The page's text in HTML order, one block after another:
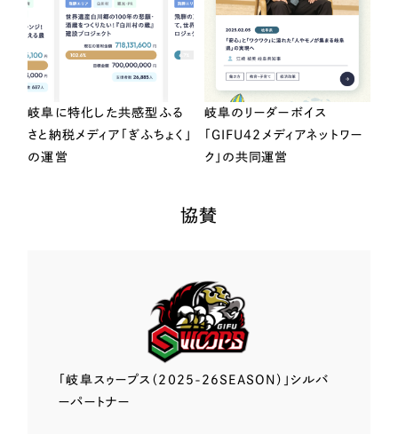
岐阜に特化した共感型ふる
さと納税メディア「ぎふちょく」
の運営
岐阜のリーダーボイス
「GIFU42メディアネットワー
ク」の共同運営
協賛
「岐阜スゥープス （2025-26SEASON）」 シルバ
ーパートナー